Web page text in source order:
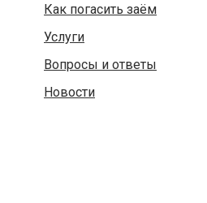
Как погасить заём
Услуги
Вопросы и ответы
Новости